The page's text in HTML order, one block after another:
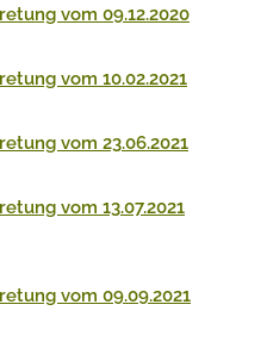
vom 09.12.2020
vom 10.02.2021
vom 23.06.2021
vom 13.07.2021
vom 09.09.2021